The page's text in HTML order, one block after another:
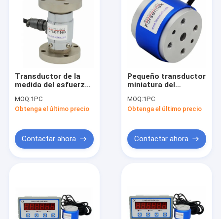
Transductor de la
medida del esfuerzo
100Nm 50Nm 30Nm
20Nm 10Nm de la
MOQ:1PC
Obtenga el último precio
Contactar ahora
Pequeño transductor
miniatura del
del sensor 0.1NM
0.2NM 0.5NM 1NM
MOQ:1PC
Obtenga el último precio
Contactar ahora